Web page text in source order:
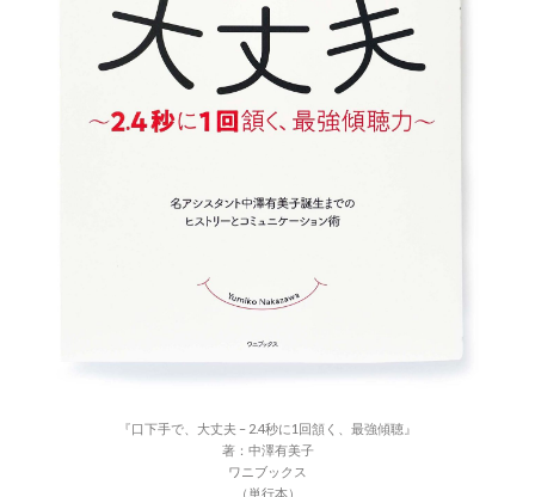
『口下手で、大丈夫 – 2.4秒に1回頷く、最強傾聴』
著：中澤有美子
ワニブックス
（単行本）